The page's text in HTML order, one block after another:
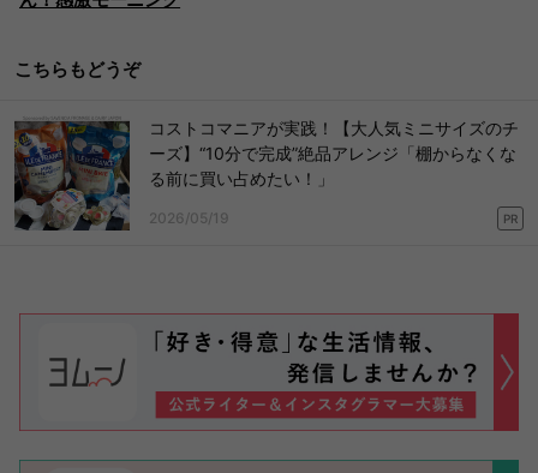
こちらもどうぞ
コストコマニアが実践！【大人気ミニサイズのチ
ーズ】“10分で完成”絶品アレンジ「棚からなくな
る前に買い占めたい！」
2026/05/19 PR